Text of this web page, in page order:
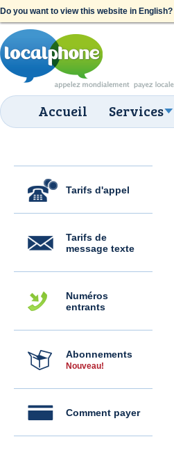
Do you want to view this website in English?
Accueil Services
Tarifs d'appel
Tarifs de
message texte
Numéros
entrants
Abonnements
Nouveau!
Comment payer